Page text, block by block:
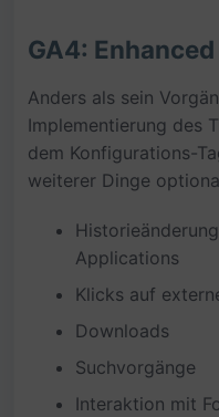
GA4:
Anders als sein
Implementierung des
dem Konfigurations-
weiterer Dinge
Applications
Klicks auf
Downloads
Suchvorgänge
Interaktion mit